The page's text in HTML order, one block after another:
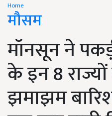
Home
मौसम
मॉनसून ने
के इन 8 राज्यों
झमाझम